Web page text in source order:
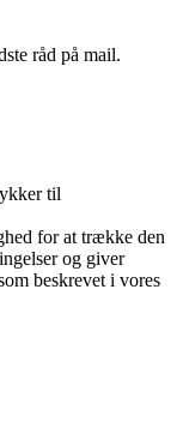
råd på mail.
til
for at trække den
og giver
beskrevet i vores